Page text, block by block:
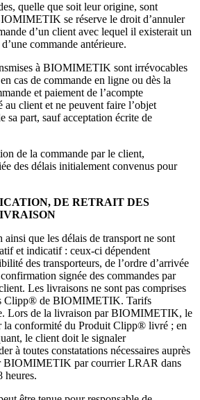
quelle que soit leur origine, sont
se réserve le droit d’annuler
d’un client avec lequel il existerait un
commande antérieure.
à BIOMIMETIK sont irrévocables
cas de commande en ligne ou dès la
et paiement de l’acompte
au client et ne peuvent faire l’objet
sa part, sauf acceptation écrite de
de la commande par le client,
des délais initialement convenus pour
DE RETRAIT DES
que les délais de transport ne sont
et indicatif : ceux-ci dépendent
des transporteurs, de l’ordre d’arrivée
signée des commandes par
Les livraisons ne sont pas comprises
Clipp® de BIOMIMETIK. Tarifs
Lors de la livraison par BIOMIMETIK, le
la conformité du Produit Clipp® livré ; en
le client doit le signaler
à toutes constatations nécessaires auprès
BIOMIMETIK par courrier LRAR dans
heures.